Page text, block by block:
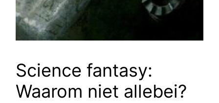
Science fantasy:
Waarom niet allebei?